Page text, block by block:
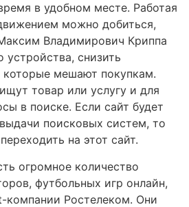
в удобном месте. Работая
можно добиться,
Владимирович Криппа
устройства, снизить
которые мешают покупкам.
товар или услугу и для
в поиске. Если сайт будет
поисковых систем, то
на этот сайт.
огромное количество
футбольных игр онлайн,
компании Ростелеком. Они